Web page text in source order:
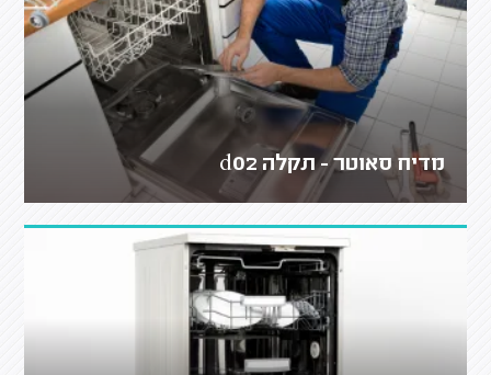
מדיח סאוטר - תקלה d02